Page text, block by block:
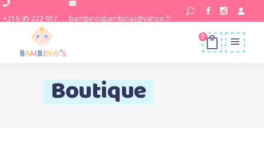
+216 95 222 957 bambinosbambinas@yahoo.fr
0
Boutique